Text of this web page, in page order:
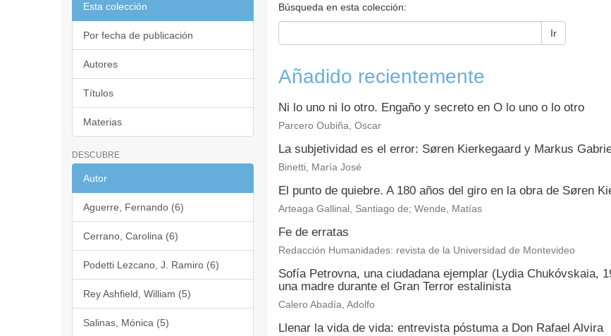
Esta colección
Por fecha de publicación
Autores
Títulos
Materias
DESCUBRE
Autor
Aguerre, Fernando (6)
Cerrano, Carolina (6)
Podetti Lezcano, J. Ramiro (6)
Rey Ashfield, William (5)
Salinas, Mónica (5)
Búsqueda en esta colección:
Ir
Añadido recientemente
Ni lo uno ni lo otro. Engaño y secreto en O lo uno o lo otro
Parcero Oubiña, Oscar
La subjetividad es el error: Søren Kierkegaard y Markus
Binetti, María José
El punto de quiebre. A 180 años del giro en la obra de Søren
Arteaga Gallinal, Santiago de; Wende, Matías
Fe de erratas
Redacción Humanidades: revista de la Universidad de Montevideo
Sofía Petrovna, una ciudadana ejemplar (Lydia Chukóvskaia,
una madre durante el Gran Terror estalinista
Calero Abadía, Adolfo
Llenar la vida de vida: entrevista póstuma a Don Rafael Alvira